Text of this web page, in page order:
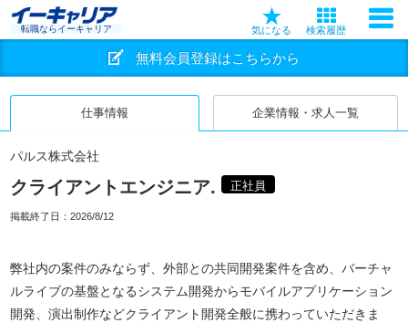
転職ならイーキャリア 気になる 検索履歴
無料会員登録はこちらから
仕事情報 企業情報・求人一覧
パルス株式会社
クライアントエンジニア. 正社員
掲載終了日： 2026/8/12
弊社内の案件のみならず、外部との共同開発案件を含め、バーチャ
ルライブの基盤となるシステム開発からモバイルアプリケーション
開発、演出制作などクライアント開発全般に携わっていただきま